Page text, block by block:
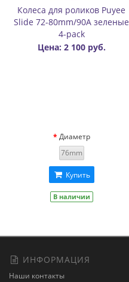
Колеса для роликов Puyee
Slide 72-80mm/90A зеленые
4-pack
Цена: 2 100 руб.
Диаметр
76mm
Купить
В наличии
ИНФОРМАЦИЯ
Наши контакты